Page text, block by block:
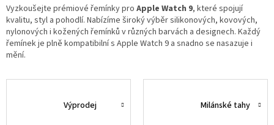
Vyzkoušejte prémiové řemínky pro Apple Watch 9, které spojují
kvalitu, styl a pohodlí. Nabízíme široký výběr silikonových, kovových,
nylonových i kožených řemínků v různých barvách a designech. Každý
řemínek je plně kompatibilní s Apple Watch 9 a snadno se nasazuje i
mění.
Výprodej Milánské tahy